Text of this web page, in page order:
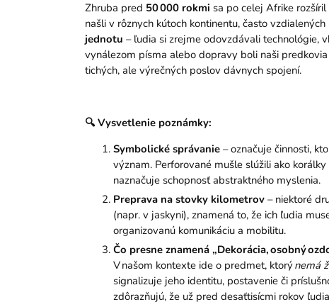
Zhruba pred 50 000 rokmi sa po celej Afrike
našli v rôznych kútoch kontinentu, často
jednotu – ľudia si zrejme odovzdávali technológie,
vynálezom písma alebo dopravy boli naši
tichých, ale výrečných poslov dávnych spojení.
🔍Vysvetlenie poznámky:
Symbolické správanie– označuje činnosti,
význam. Perforované mušle slúžili ako
naznačuje schopnosť abstraktného myslenia.
Preprava na stovky kilometrov– niektoré
(napr. v jaskyni), znamená to, že ich ľudia
organizovanú komunikáciu a mobilitu.
Čo presne znamená „Dekorácia, osobný
V našom kontexte ide o predmet, ktorýnemá
signalizuje jeho identitu, postavenie či
zdôrazňujú, že už pred desaťtisícmi rokov